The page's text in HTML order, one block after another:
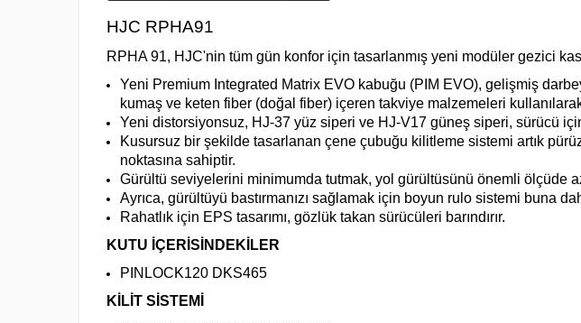
HJC RPHA91
RPHA 91, HJC'nin tüm gün konfor için tasarlanmış yeni modüler gezici
Yeni Premium Integrated Matrix EVO kabuğu (PIM EVO), gelişmiş
kumaş ve keten fiber (doğal fiber) içeren takviye malzemeleri
Yeni distorsiyonsuz, HJ-37 yüz siperi ve HJ-V17 güneş siperi, sürücü
Kusursuz bir şekilde tasarlanan çene çubuğu kilitleme sistemi artık
noktasına sahiptir.
Gürültü seviyelerini minimumda tutmak, yol gürültüsünü önemli ölçüde
Ayrıca, gürültüyü bastırmanızı sağlamak için boyun rulo sistemi buna
Rahatlık için EPS tasarımı, gözlük takan sürücüleri barındırır.
KUTU İÇERİSİNDEKİLER
PINLOCK120 DKS465
KİLİT SİSTEMİ